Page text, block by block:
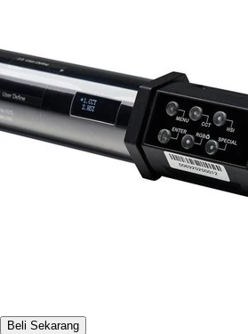
Beli Sekarang